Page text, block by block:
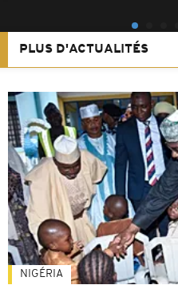
PLUS D'ACTUALITÉS
NIGÉRIA